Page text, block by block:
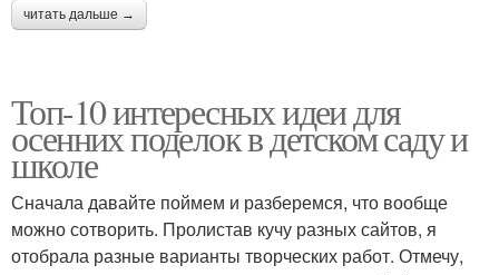
читать дальше →
Топ-10 интересных идеи для
осенних поделок в детском саду и
школе
Сначала давайте поймем и разберемся, что вообще
можно сотворить. Пролистав кучу разных сайтов, я
отобрала разные варианты творческих работ. Отмечу,